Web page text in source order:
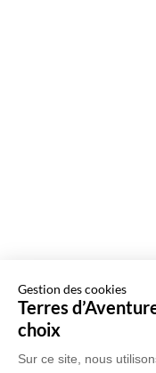
Gestion des cookies
Terres
choix
Sur ce site, nous